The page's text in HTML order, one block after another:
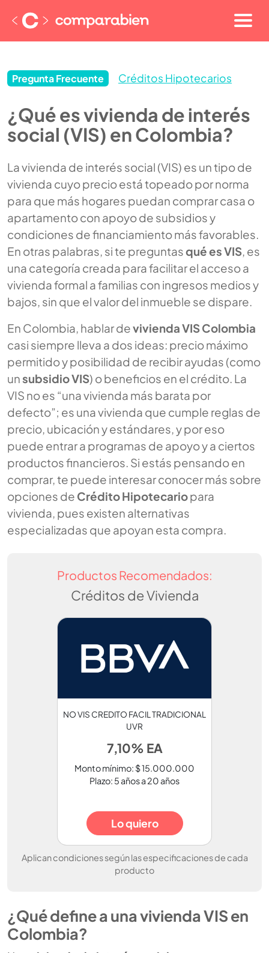
Pregunta Frecuente Créditos Hipotecarios
¿Qué es vivienda de interés
social (VIS) en Colombia?
La vivienda de interés social (VIS) es un tipo de
vivienda cuyo precio está topeado por norma
para que más hogares puedan comprar casa o
apartamento con apoyo de subsidios y
condiciones de financiamiento más favorables.
En otras palabras, si te preguntasqué es VIS, es
una categoría creada para facilitar el acceso a
vivienda formal a familias con ingresos medios y
bajos, sin que el valor del inmueble se dispare.
En Colombia, hablar devivienda VIS Colombia
casi siempre lleva a dos ideas: precio máximo
permitido y posibilidad de recibir ayudas (como
unsubsidio VIS) o beneficios en el crédito. La
VIS no es “una vivienda más barata por
defecto”; es una vivienda que cumple reglas de
precio, ubicación y estándares, y por eso
puede entrar a programas de apoyo y a ciertos
productos financieros. Si estás pensando en
comprar, te puede interesar conocer más sobre
opciones de Crédito Hipotecariopara
vivienda, pues existen alternativas
especializadas que apoyan esta compra.
Productos Recomendados:
Créditos de Vivienda
NO VIS CREDITO FACIL TRADICIONAL
UVR
7,10% EA
Monto mínimo: $ 15.000.000
Plazo: 5 años a 20 años
Lo quiero
Aplican condiciones según las especificaciones de cada
producto
¿Qué define a una vivienda VIS en
Colombia?